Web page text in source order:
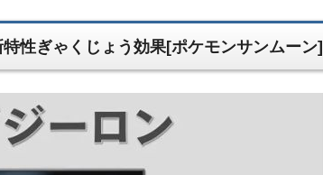
性ぎゃくじょう効果[ポケモンサンムーン]